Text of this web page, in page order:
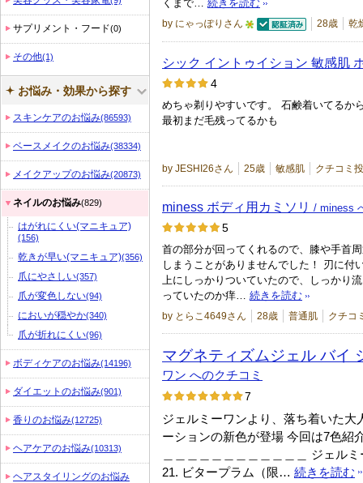
くまで… 続きを読む
by にゃっぽりさん
人
の
バ
に
気
に
入
り
録
さ
い
ま
す
28歳 乾
シック イントゥイション 敏感肌
4
めちゃ剃りやすいです。 石鹸着いてるか
最初まだ毛残ってるかも
by JESHI26さん 25歳 敏感肌 クチコミ
miness ボディ用カミソリ / miness
5
首の部分が回ってくれるので、膝や手首
しまうことがありませんでした！ 刃に付
上にしっかりついていたので、しっかり
っていたのか痒… 続きを読む
by とらこ4649さん 28歳 普通肌 クチコ
マグネティズムジェル バイ
ワン へのクチコミ
7
ジェルミーワンより、落ち着いた大
ーションの新色が登場 今回は7色紹
＿＿＿＿＿＿＿＿＿＿＿＿ ジェル
21. ビタープラム（限… 続きを読む
サプリメント・フード(0)
その他(1)
お悩み・効果から探す
スキンケアのお悩み(86593)
ベースメイクのお悩み(38334)
メイクアップのお悩み(20873)
ネイルのお悩み(829)
はがれにくい(マニキュア)
(156)
乾きが早い(マニキュア)(356)
爪にやさしい(357)
爪が変色しない(94)
においが穏やか(340)
爪が折れにくい(96)
ボディケアのお悩み(14196)
ダイエットのお悩み(901)
香りのお悩み(12725)
ヘアケアのお悩み(10313)
ヘアスタイリングのお悩み